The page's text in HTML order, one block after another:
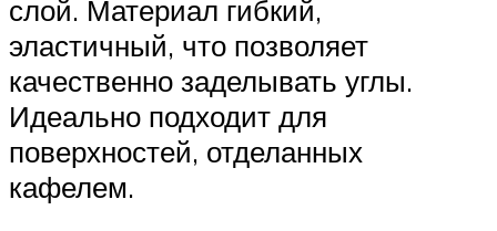
слой. Материал гибкий,
эластичный, что позволяет
качественно заделывать углы.
Идеально подходит для
поверхностей, отделанных
кафелем.